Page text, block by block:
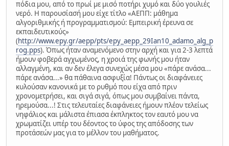
πόδια μου, από το πρωί με μισό ποτήρι χυμό και δύο γουλιές
νερό. Η παρουσίασή μου είχε τίτλο «ΑΕΠΠ: μάθημα
αλγοριθμικής ή προγραμματισμού: Εμπειρική έρευνα σε
εκπαιδευτικούς»
(http://www.epy.gr/aepp/pts/epy_aepp_29Ian10_adamo_alg_p
rog.pps). Όπως ήταν αναμενόμενο στην αρχή και για 2-3 λεπτά
ήμουν φοβερά αγχωμένος, η χροιά της φωνής μου ήταν
αλλαγμένη, και αν δεν έλεγα συνεχώς μέσα μου «πάρε ανάσα...
πάρε ανάσα...» θα πάθαινα ασφυξία! Πάντως οι διαφάνειες
κυλούσαν κανονικά με το ρυθμό που είχα από πριν
χρονομετρήσει, και σιγά σιγά, όπως μου συμβαίνει πάντα,
ηρεμούσα...! Στις τελευταίες διαφάνειες ήμουν πλέον τελείως
νηφάλιος και μάλιστα έπιασα έκπληκτος τον εαυτό μου να
χρωματίζει υπέρ του δέοντος το ύφος της απόδοσης των
προτάσεών μας για το μέλλον του μαθήματος.